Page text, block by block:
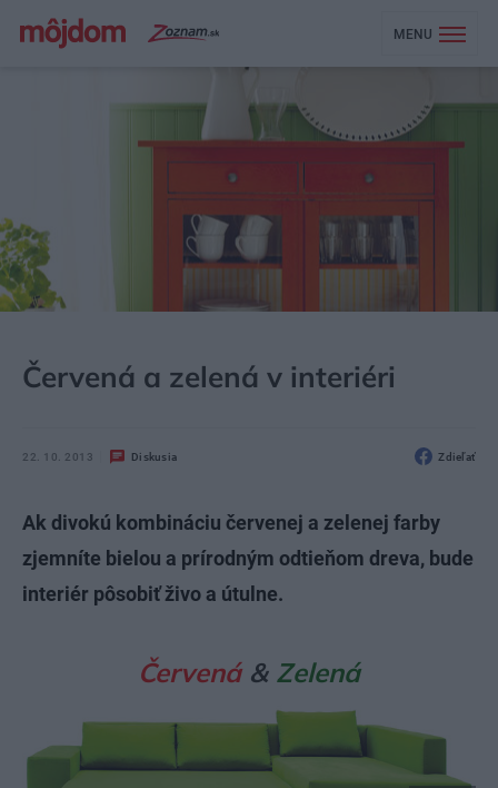
MENU
Červená a zelená v interiéri
22. 10. 2013 Diskusia Zdieľať
Ak divokú kombináciu červenej a zelenej farby
zjemníte bielou a prírodným odtieňom dreva, bude
interiér pôsobiť živo a útulne.
Červená& Zelená